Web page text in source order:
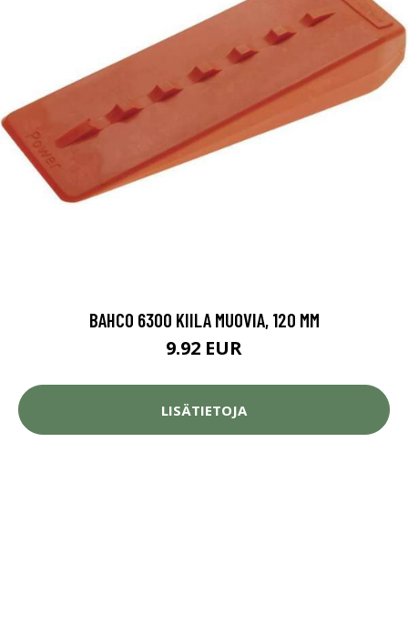
BAHCO 6300 KIILA MUOVIA, 120 MM
9.92 EUR
LISÄTIETOJA